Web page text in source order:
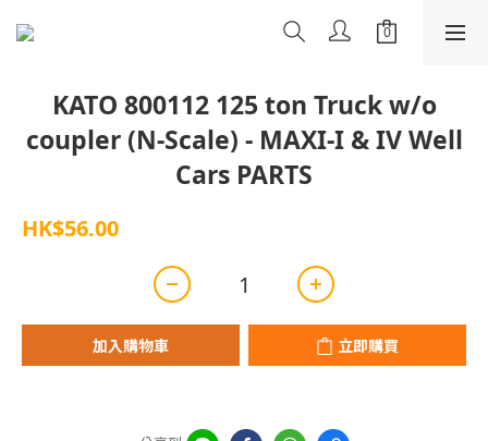
KATO 800112 125 ton Truck w/o
coupler (N-Scale) - MAXI-I & IV Well
Cars PARTS
HK$56.00
加入購物車 立即購買